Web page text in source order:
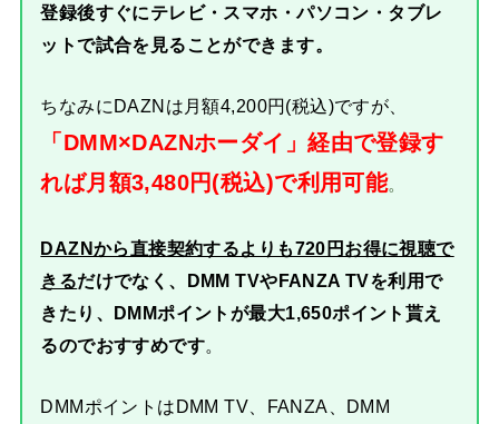
登録後すぐにテレビ・スマホ・パソコン・タブレ
ットで試合を見ることができます。
ちなみにDAZNは月額4,200円(税込)ですが、
「DMM×DAZNホーダイ」経由で登録す
れば月額3,480円(税込)で利用可能。
DAZNから直接契約するよりも720円お得に視聴で
きるだけでなく、DMM TVやFANZA TVを利用で
きたり、DMMポイントが最大1,650ポイント貰え
るのでおすすめです。
DMMポイントはDMM TV、FANZA、DMM